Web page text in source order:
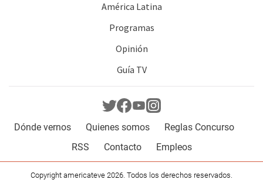
América Latina
Programas
Opinión
Guía TV
Dónde vernos Quienes somos
Reglas Concurso
RSS
Contacto Empleos
Copyright americateve 2026. Todos los derechos reservados.